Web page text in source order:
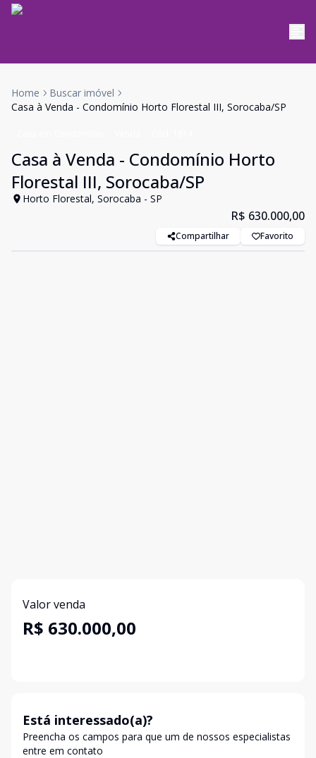
Home
Buscar imóvel
Casa à Venda - Condomínio Horto Florestal III, Sorocaba/SP
Casa à Venda - Condomínio Horto
Florestal III, Sorocaba/SP
Horto Florestal, Sorocaba - SP
R$ 630.000,00
Compartilhar Favorito
Valor venda
R$ 630.000,00
Está interessado(a)?
Preencha os campos para que um de nossos especialistas
entre em contato